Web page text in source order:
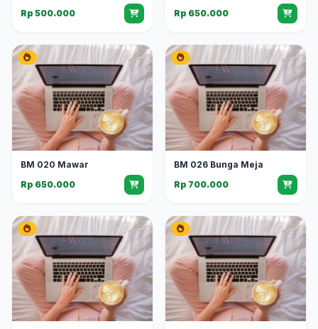
Rp 500.000
Rp 650.000
BM 020 Mawar
Rp 650.000
BM 026 Bunga Meja
Rp 700.000